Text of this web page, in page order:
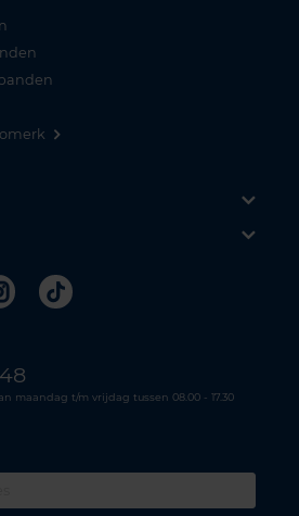
Instagram
Tiktok
maandag t/m vrijdag tussen 08.00 - 17.30